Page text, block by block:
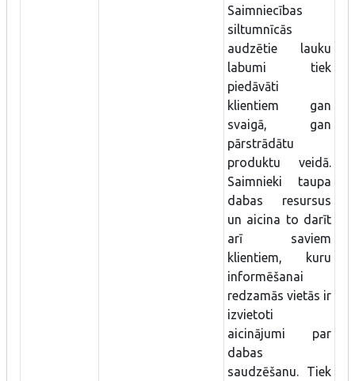
Saimniecības
siltumnīcās
audzētie lauku
labumi tiek
piedāvāti
klientiem gan
svaigā, gan
pārstrādātu
produktu veidā.
Saimnieki taupa
dabas resursus
un aicina to darīt
arī saviem
klientiem, kuru
informēšanai
redzamās vietās ir
izvietoti
aicinājumi par
dabas
saudzēšanu. Tiek